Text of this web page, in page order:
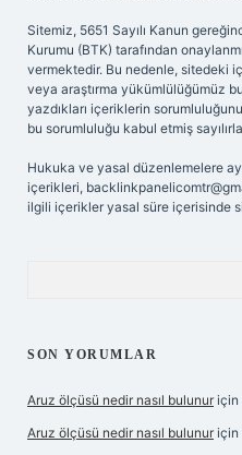
Sitemiz, 5651 Sayılı Kanun
Kurumu (BTK) tarafından
vermektedir. Bu nedenle, sitedeki
veya araştırma yükümlülüğümüz
yazdıkları içeriklerin
bu sorumluluğu kabul etmiş
Hukuka ve yasal düzenlemelere
içerikleri,
ilgili içerikler yasal süre içerisinde
SON YORUMLAR
Aruz ölçüsü nedir nasıl bulunur için
Aruz ölçüsü nedir nasıl bulunur için